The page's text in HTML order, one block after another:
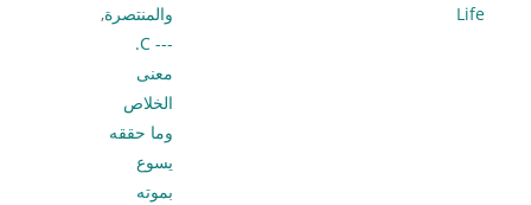
Life
والمنتصرة,
--- C.
معنى
الخلاص
وما حققه
يسوع
بموته